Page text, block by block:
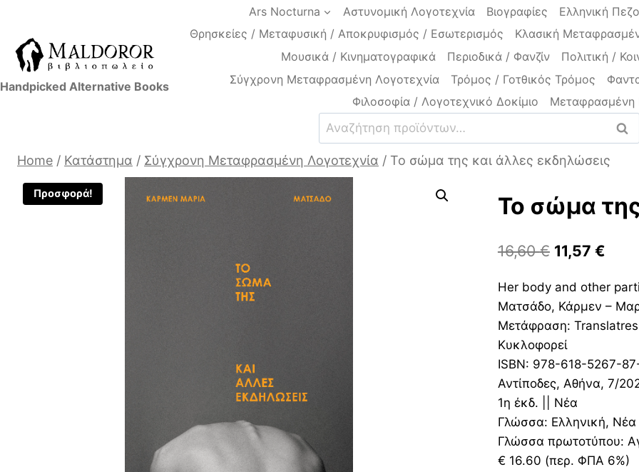
content
Handpicked Alternative Books
Ars Nocturna Αστυνομική Λογοτεχνία Βιογραφίες Ελληνική
Θρησκείες / Μεταφυσική / Αποκρυφισμός / Εσωτερισμός
Κλασική
Μουσικά / Κινηματογραφικά
Περιοδικά / Φανζίν
Πολιτική /
Σύγχρονη Μεταφρασμένη Λογοτεχνία
Τρόμος / Γοτθικός Τρόμος
Φιλοσοφία / Λογοτεχνικό Δοκίμιο
Μεταφρασμένη
Αναζήτηση
για:
Home / Κατάστημα / Σύγχρονη Μεταφρασμένη Λογοτεχνία / Το σώμα της και άλλες εκδηλώσεις
Προσφορά! Το σώμα
16,60€ Original
was:
16,60 €.
11,57 €Η
τιμή
Her body and other
Ματσάδο, Κάρμεν –
Μετάφραση:
Κυκλοφορεί
ISBN: 978-618-5267-
Αντίποδες, Αθήνα, 7/
1η έκδ. || Νέα
Γλώσσα: Ελληνική, Νέα
Γλώσσα πρωτοτύπου:
€ 16.60 (περ. ΦΠΑ 6%)